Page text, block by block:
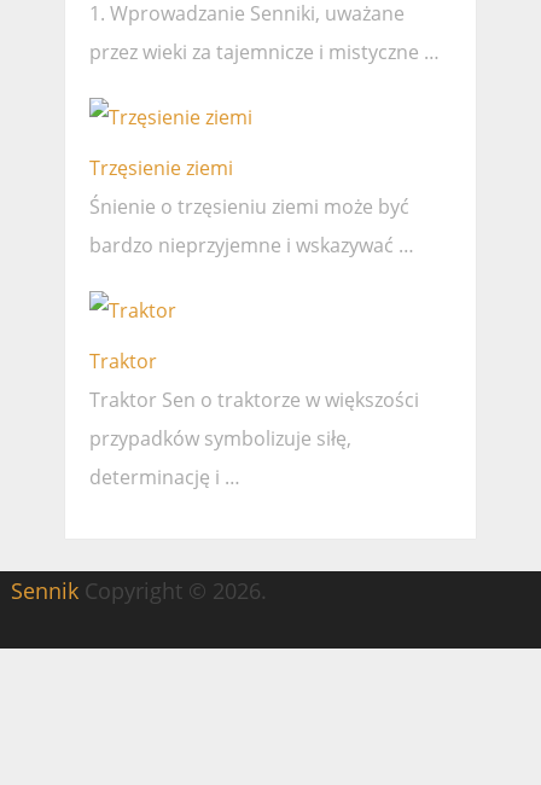
1. Wprowadzanie Senniki, uważane
przez wieki za tajemnicze i mistyczne …
Trzęsienie ziemi
Śnienie o trzęsieniu ziemi może być
bardzo nieprzyjemne i wskazywać …
Traktor
Traktor Sen o traktorze w większości
przypadków symbolizuje siłę,
determinację i …
SennikCopyright © 2026.